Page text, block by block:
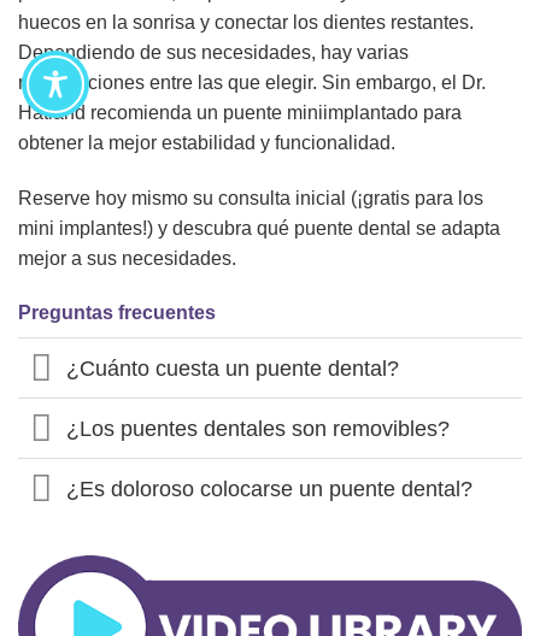
huecos en la sonrisa y conectar los dientes restantes.
Dependiendo de sus necesidades, hay varias
restauraciones entre las que elegir. Sin embargo, el Dr.
Hatland recomienda un puente miniimplantado para
obtener la mejor estabilidad y funcionalidad.
Reserve hoy mismo su consulta inicial (¡gratis para los
mini implantes!) y descubra qué puente dental se adapta
mejor a sus necesidades.
Preguntas frecuentes
¿Cuánto cuesta un puente dental?
¿Los puentes dentales son removibles?
¿Es doloroso colocarse un puente dental?